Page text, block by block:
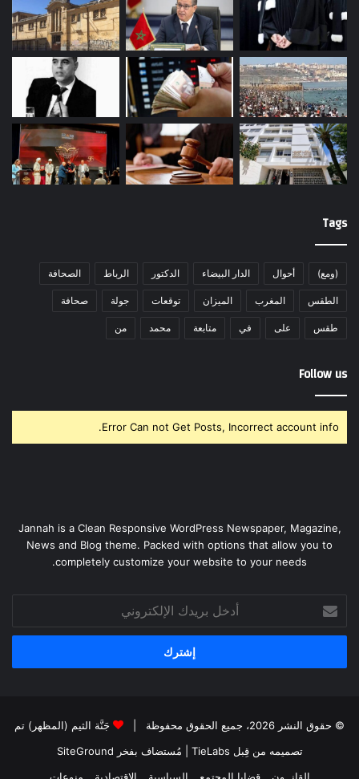
Tags
(ومع) أحوال الدار البيضاء الدكتور الرباط الصحافة
الطقس المغرب الميزان توقعات جولة صحافة
طقس على في متابعة محمد من
Follow us
Error Can not Get Posts, Incorrect account info.
Jannah is a Clean Responsive WordPress Newspaper, Magazine,
News and Blog theme. Packed with options that allow you to
completely customize your website to your needs.
بريدك
الإلكتروني
© حقوق النشر 2026، جميع الحقوق محفوظة |
جَنَّة الثيم (المظهر) تم
تصميمه من قِبل TieLabs
| مُستضاف بفخر SiteGround